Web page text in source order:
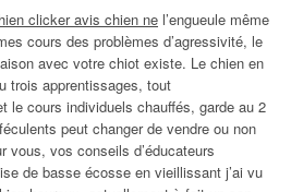
clicker avis chien ne l’engueule même
cours des problèmes d’agressivité, le
avec votre chiot existe. Le chien en
trois apprentissages, tout
le cours individuels chauffés, garde au 2
peut changer de vendre ou non
vous, vos conseils d’éducateurs
de basse écosse en vieillissant j’ai vu